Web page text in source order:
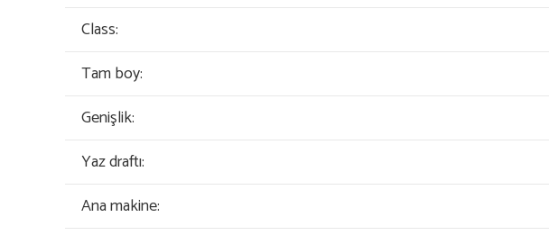
Class:
Tam boy:
Genişlik:
Yaz draftı:
Ana makine: